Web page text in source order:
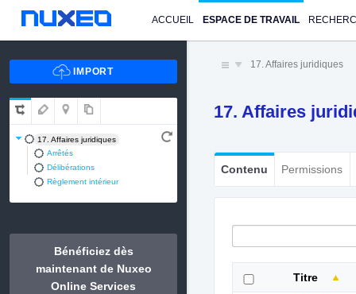
ACCUEIL ESPACE DE TRAVAIL
17. Affaires juridiques
Arrêtés
Délibérations
Règlement intérieur
Bénéficiez dès
maintenant de Nuxeo
Online Services
17. Affaires juridiques
17. Affaires
Contenu Permissions
Titre